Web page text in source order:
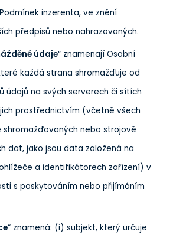
inzerenta, ve znění
předpisů nebo nahrazovaných.
údaje“ znamenají Osobní
každá strana shromažďuje od
údajů na svých serverech či sítích
prostřednictvím (včetně všech
shromažďovaných nebo strojově
dat, jako jsou data založená na
a identifikátorech zařízení) v
s poskytováním nebo přijímáním
“ znamená: (i) subjekt, který určuje